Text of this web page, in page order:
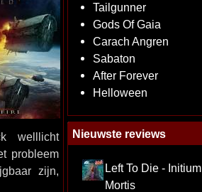
welllicht
probleem
zijn,
Tailgunner
Gods Of Gaia
Carach Angren
Sabaton
After Forever
Helloween
Nieuwste reviews
Left To Die - Initium
Mortis